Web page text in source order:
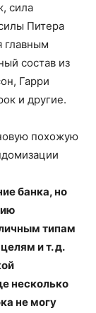
сила
Питера
главным
состав из
Гарри
и другие.
похожую
банка, но
типам
и т. д.
несколько
не могу